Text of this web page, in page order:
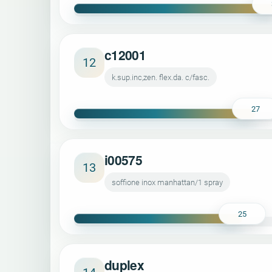
12 c12001
k.sup.inc,zen. flex.da. c/fasc.
27
13 i00575
soffione inox manhattan/1 spray
25
duplex